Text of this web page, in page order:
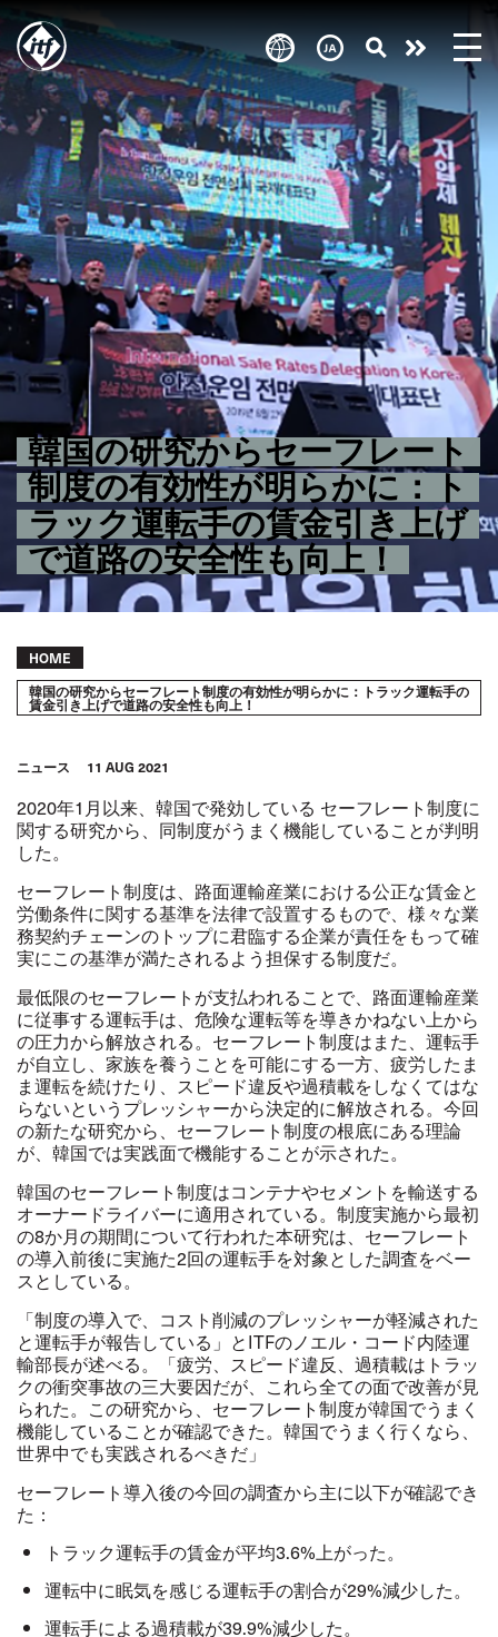
Skip
main
content
韓国の研究からセーフレート
制度の有効性が明らかに：ト
ラック運転手の賃金引き上げ
で道路の安全性も向上！
Take
action
Breadcrumb
HOME
韓国の研究からセーフレート制度の有効性が明らかに：トラック運転手の
賃金引き上げで道路の安全性も向上！
ニュース 11 AUG 2021
2020年1月以来、韓国で発効している セーフレート制度に
関する研究から、同制度がうまく機能していることが判明
した。
セーフレート制度は、路面運輸産業における公正な賃金と
労働条件に関する基準を法律で設置するもので、様々な業
務契約チェーンのトップに君臨する企業が責任をもって確
実にこの基準が満たされるよう担保する制度だ。
最低限のセーフレートが支払われることで、路面運輸産業
に従事する運転手は、危険な運転等を導きかねない上から
の圧力から解放される。セーフレート制度はまた、運転手
が自立し、家族を養うことを可能にする一方、疲労したま
ま運転を続けたり、スピード違反や過積載をしなくてはな
らないというプレッシャーから決定的に解放される。今回
の新たな研究から、セーフレート制度の根底にある理論
が、韓国では実践面で機能することが示された。
韓国のセーフレート制度はコンテナやセメントを輸送する
オーナードライバーに適用されている。制度実施から最初
の8か月の期間について行われた本研究は、セーフレート
の導入前後に実施た2回の運転手を対象とした調査をベー
スとしている。
「制度の導入で、コスト削減のプレッシャーが軽減された
と運転手が報告している」とITFのノエル・コード内陸運
輸部長が述べる。「疲労、スピード違反、過積載はトラッ
クの衝突事故の三大要因だが、これら全ての面で改善が見
られた。この研究から、セーフレート制度が韓国でうまく
機能していることが確認できた。韓国でうまく行くなら、
世界中でも実践されるべきだ」
セーフレート導入後の今回の調査から主に以下が確認でき
た：
トラック運転手の賃金が平均3.6%上がった。
運転中に眠気を感じる運転手の割合が29%減少した。
運転手による過積載が39.9%減少した。